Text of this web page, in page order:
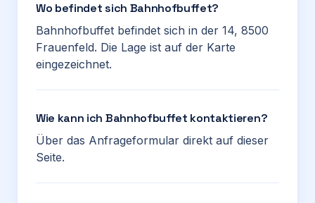
Wo befindet sich Bahnhofbuffet?
Bahnhofbuffet befindet sich in der 14, 8500
Frauenfeld. Die Lage ist auf der Karte
eingezeichnet.
Wie kann ich Bahnhofbuffet kontaktieren?
Über das Anfrageformular direkt auf dieser
Seite.